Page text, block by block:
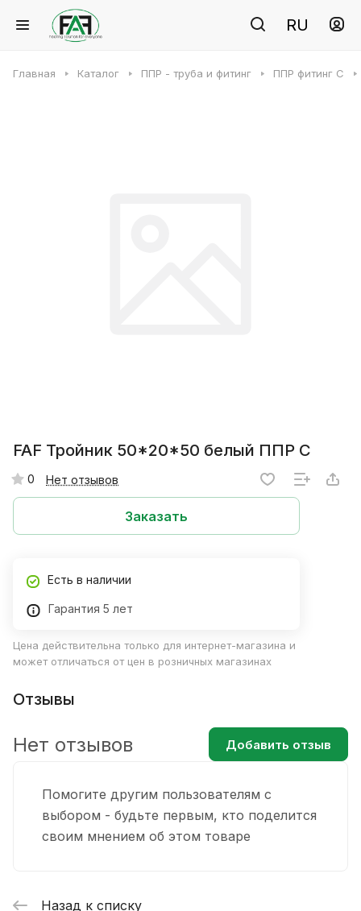
RU
Главная Каталог ППР - труба и фитинг ППР фитинг C
FAF Тройник 50*20*50 белый ППР C
0 Нет отзывов
Заказать
Есть в наличии
Гарантия 5 лет
Цена действительна только для интернет-магазина и
может отличаться от цен в розничных магазинах
Отзывы
Помогите другим пользователям с
выбором - будьте первым, кто поделится
своим мнением об этом товаре
Нет отзывов Добавить отзыв
Назад к списку